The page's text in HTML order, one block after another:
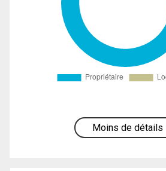
Moins de détails